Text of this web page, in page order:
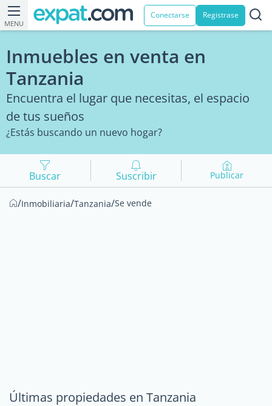
MENU
Conectarse Registrase
Inmuebles en venta en
Tanzania
Encuentra el lugar que necesitas, el espacio
de tus sueños
¿Estás buscando un nuevo hogar?
Buscar Suscribir Publicar
/Inmobiliaria/Tanzania/Se vende
Últimas propiedades en Tanzania